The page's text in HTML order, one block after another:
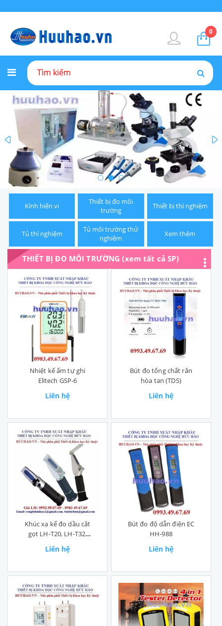
0
prev
Kính hiển vi
Thiết bị đo môi
trường
Thiết bị thí nghiệm
Tủ thí nghiệm
Tủ môi trường thử
nghiệm
Xem thêm
THIẾT BỊ ĐO MÔI TRƯỜNG (xem tất cả SP)
Nhiệt kế ẩm tự ghi
Elitech GSP-6
Liên hệ
Bút đo tổng chất rắn
hòa tan (TDS)
Liên hệ
Khúc xạ kế đo dầu cắt
gọt LH-T20, LH-T32,
Liên hệ
Bút đo độ dẫn điện EC
HH-988
Liên hệ